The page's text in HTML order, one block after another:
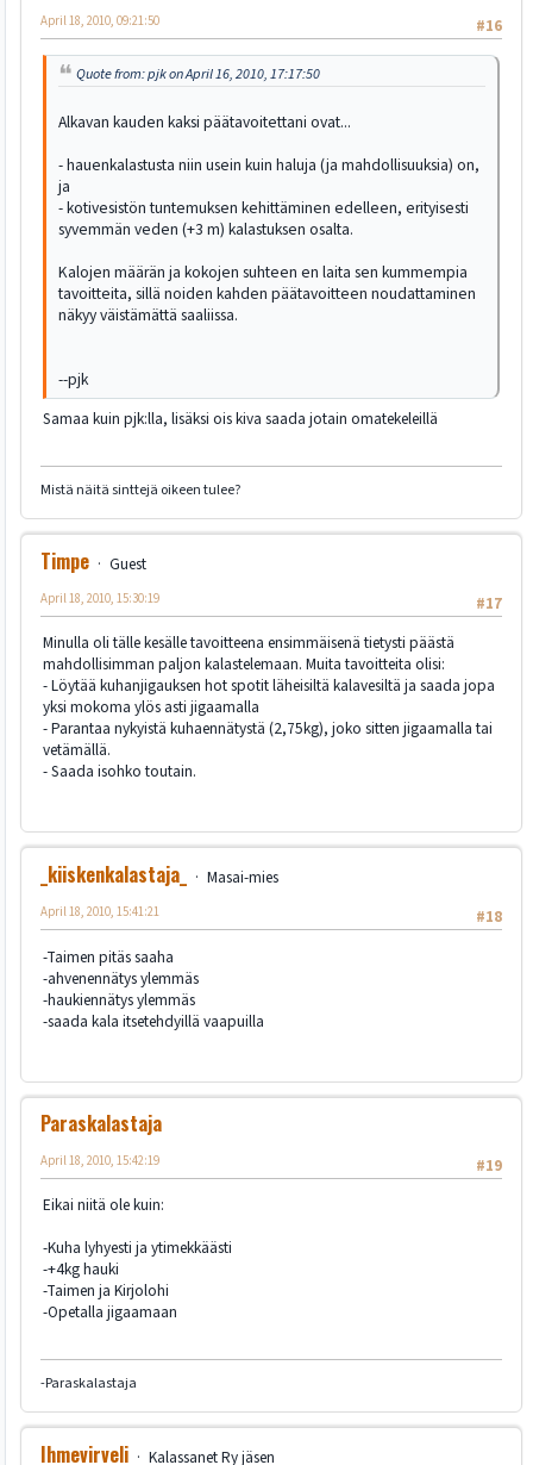
#16
April 18, 2010, 09:21:50
Quote from: pjk on April 16, 2010, 17:17:50
Alkavan kauden kaksi päätavoitettani ovat...
- hauenkalastusta niin usein kuin haluja (ja mahdollisuuksia) on,
ja
- kotivesistön tuntemuksen kehittäminen edelleen, erityisesti
syvemmän veden (+3 m) kalastuksen osalta.
Kalojen määrän ja kokojen suhteen en laita sen kummempia
tavoitteita, sillä noiden kahden päätavoitteen noudattaminen
näkyy väistämättä saaliissa.
--pjk
Samaa kuin pjk:lla, lisäksi ois kiva saada jotain omatekeleillä
Mistä näitä sinttejä oikeen tulee?
Timpe
Guest
#17
April 18, 2010, 15:30:19
Minulla oli tälle kesälle tavoitteena ensimmäisenä tietysti päästä
mahdollisimman paljon kalastelemaan. Muita tavoitteita olisi:
- Löytää kuhanjigauksen hot spotit läheisiltä kalavesiltä ja saada jopa
yksi mokoma ylös asti jigaamalla
- Parantaa nykyistä kuhaennätystä (2,75kg), joko sitten jigaamalla tai
vetämällä.
- Saada isohko toutain.
_kiiskenkalastaja_
Masai-mies
#18
April 18, 2010, 15:41:21
-Taimen pitäs saaha
-ahvenennätys ylemmäs
-haukiennätys ylemmäs
-saada kala itsetehdyillä vaapuilla
Paraskalastaja
#19
April 18, 2010, 15:42:19
Eikai niitä ole kuin:
-Kuha lyhyesti ja ytimekkäästi
-+4kg hauki
-Taimen ja Kirjolohi
-Opetalla jigaamaan
-Paraskalastaja
Ihmevirveli Kalassanet Ry jäsen